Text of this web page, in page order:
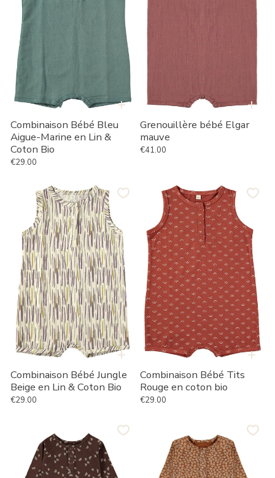
Lin
Coton
Bio
+
Combinaison Bébé Bleu
Aigue-Marine en Lin &
Coton Bio
Prix habituel
€29.00
+
Grenouillère bébé Elgar
mauve
Prix habituel
€41.00
Combinaison
Jungle
Beige
Coton
Bio
+
Combinaison Bébé Jungle
Beige en Lin & Coton Bio
Prix habituel
€29.00
Combinaison
Bébé
Rouge
en
coton
bio
+
Combinaison Bébé Tits
Rouge en coton bio
Prix habituel
€29.00
manches
longues
SAEL
manches
longues
SAEL